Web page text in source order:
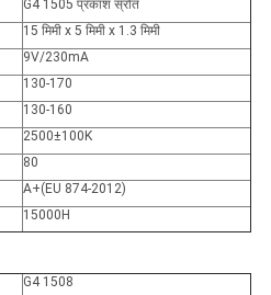
G4 1505 प्रकाश स्रोत
15 मिमी x 5 मिमी x 1.3 मिमी
9V/230mA
130-170
130-160
2500±100K
80
A+(EU 874-2012)
15000H
G4 1508